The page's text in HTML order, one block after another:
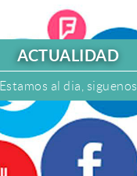
ACTUALIDAD
Estamos al dia, siguenos